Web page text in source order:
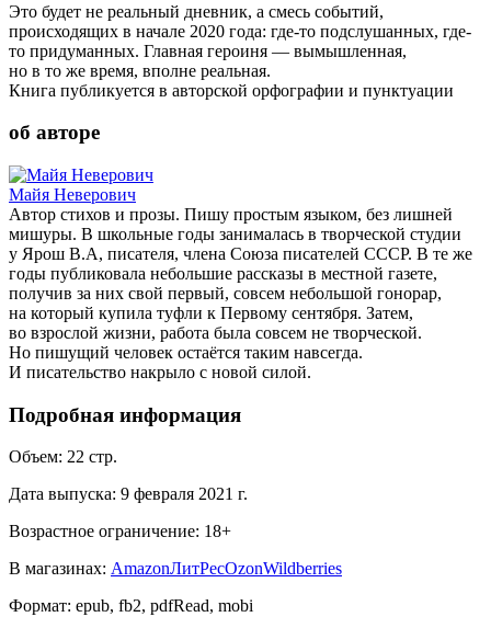
Это будет не реальный дневник, а смесь событий,
происходящих в начале 2020 года: где-то подслушанных, где-
то придуманных. Главная героиня — вымышленная,
но в то же время, вполне реальная.
Книга публикуется в авторской орфографии и пунктуации
об авторе
Майя Неверович
Автор стихов и прозы. Пишу простым языком, без лишней
мишуры. В школьные годы занималась в творческой студии
у Ярош В.А, писателя, члена Союза писателей СССР. В те же
годы публиковала небольшие рассказы в местной газете,
получив за них свой первый, совсем небольшой гонорар,
на который купила туфли к Первому сентября. Затем,
во взрослой жизни, работа была совсем не творческой.
Но пишущий человек остаётся таким навсегда.
И писательство накрыло с новой силой.
Подробная информация
Объем: 22 стр.
Дата выпуска: 9 февраля 2021 г.
Возрастное ограничение: 18+
В магазинах: AmazonЛитРесOzonWildberries
Формат: epub, fb2, pdfRead, mobi